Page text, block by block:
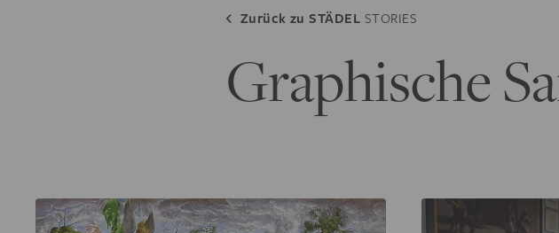
Zurück zuSTÄDEL STORIES
Graphische